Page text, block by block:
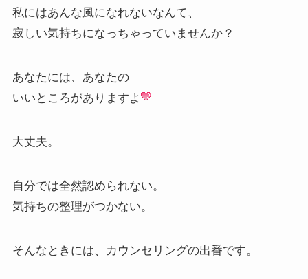
私にはあんな風になれないなんて、
寂しい気持ちになっちゃっていませんか？
あなたには、あなたの
いいところがありますよ
大丈夫。
自分では全然認められない。
気持ちの整理がつかない。
そんなときには、カウンセリングの出番です。